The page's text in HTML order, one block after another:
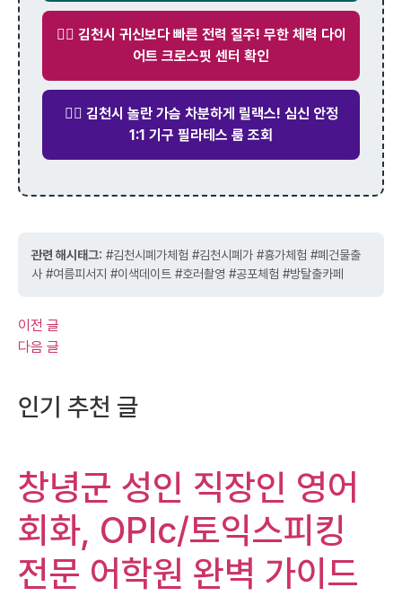
🏋️‍♂️ 김천시 귀신보다 빠른 전력 질주! 무한 체력 다이
어트 크로스핏 센터 확인
🧘‍♀️ 김천시 놀란 가슴 차분하게 릴랙스! 심신 안정
1:1 기구 필라테스 룸 조회
관련 해시태그: #김천시폐가체험 #김천시폐가 #흉가체험 #폐건물출
사 #여름피서지 #이색데이트 #호러촬영 #공포체험 #방탈출카페
이전 글
다음 글
인기 추천 글
창녕군 성인 직장인 영어
회화, OPIc/토익스피킹
전문 어학원 완벽 가이드